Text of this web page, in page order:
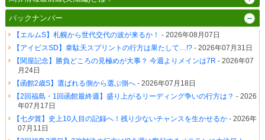
バックナンバー
【エルムS】札幌から世代交代の波が来るか！ - 2026年08月07日
【アイビスSD】韋駄天スプリントの行方は果たして…!?- 2026年07月31日
【関屋記念】勝負どころの見極めが大事？ 今週よりメインは7R - 2026年07
月24日
【函館2歳S】選ばれる側から選ぶ側へ- 2026年07月18日
【2回福島・1回函館最終週】盛り上がるリーディング争いの行方は？ - 2026
年07月17日
【七夕賞】史上10人目の記録へ！残り少ないチャンスを生かせるか- 2026年
07月11日